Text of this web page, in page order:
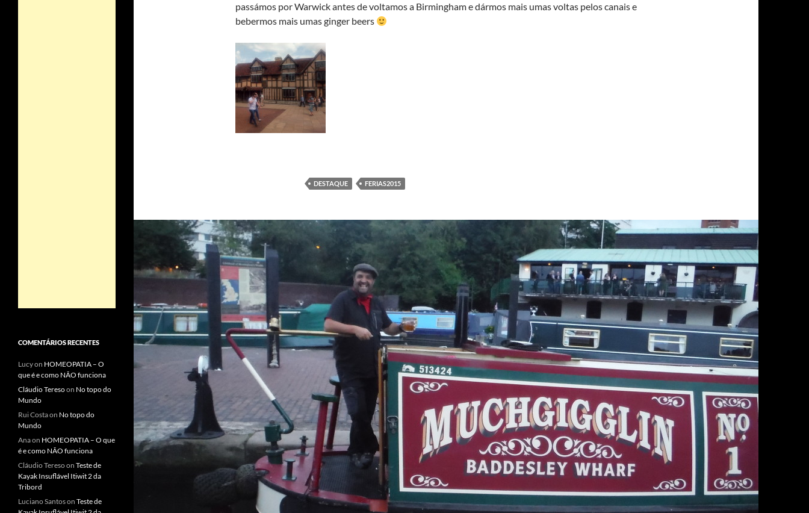
passámos por Warwick antes de voltamos a Birmingham e dármos mais umas voltas pelos canais e
bebermos mais umas ginger beers
DESTAQUE FERIAS2015
COMENTÁRIOS RECENTES
Lucyon HOMEOPATIA – O
que é e como NÃO funciona
Cláudio Teresoon No topo do
Mundo
Rui Costaon No topo do
Mundo
Anaon HOMEOPATIA – O que
é e como NÃO funciona
Cláudio Teresoon Teste de
Kayak Insuflável Itiwit 2 da
Tribord
Luciano Santoson Teste de